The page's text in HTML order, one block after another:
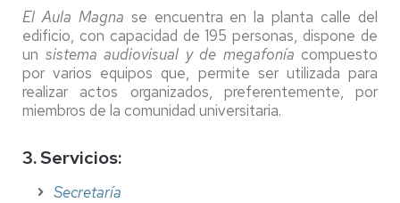
El Aula Magna se encuentra en la planta calle del
edificio, con capacidad de 195 personas, dispone de
un sistema audiovisual y de megafonía compuesto
por varios equipos que, permite ser utilizada para
realizar actos organizados, preferentemente, por
miembros de la comunidad universitaria.
3. Servicios:
Secretaría